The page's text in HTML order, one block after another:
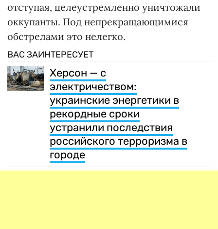
отступая, целеустремленно уничтожали
оккупанты. Под непрекращающимися
обстрелами это нелегко.
ВАС ЗАИНТЕРЕСУЕТ
Херсон — с
электричеством:
украинские энергетики в
рекордные сроки
устранили последствия
российского терроризма в
городе